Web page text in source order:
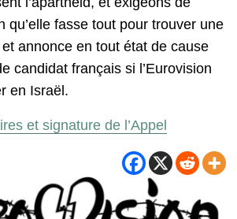
qu’elle fasse tout pour trouver une
annonce en tout état de cause
candidat français si l’Eurovision
en Israël.
et signature de l’Appel